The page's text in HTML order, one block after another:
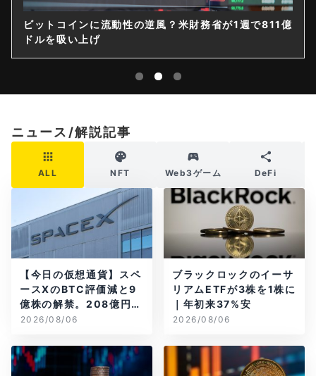
ビットコインに流動性の逆風？米財務省が1週で811億
ドルを吸い上げ
ニュース/解説記事
ALL NFT Web3ゲーム DeFi
【今日の仮想通貨】スペ
ースXのBTC評価減と9
億株の解禁。208億円相
当のBTCが盗難
2026/08/06
ブラックロックのイーサ
リアムETFが3株を1株に
｜年初来37%安
2026/08/06